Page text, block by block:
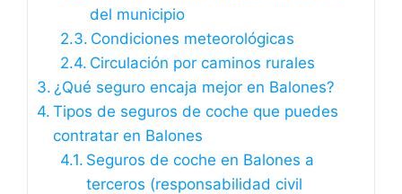
del municipio
Condiciones meteorológicas
Circulación por caminos rurales
¿Qué seguro encaja mejor en Balones?
Tipos de seguros de coche que puedes
contratar en Balones
Seguros de coche en Balones a
terceros (responsabilidad civil